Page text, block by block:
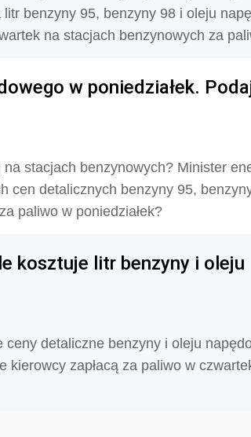
benzyny 95, benzyny 98 i oleju
na stacjach benzynowych za
w poniedziałek.
stacjach benzynowych? Minister
cen detalicznych benzyny 95,
paliwo w poniedziałek?
kosztuje litr benzyny i oleju
ceny detaliczne benzyny i oleju
kierowcy zapłacą za paliwo w